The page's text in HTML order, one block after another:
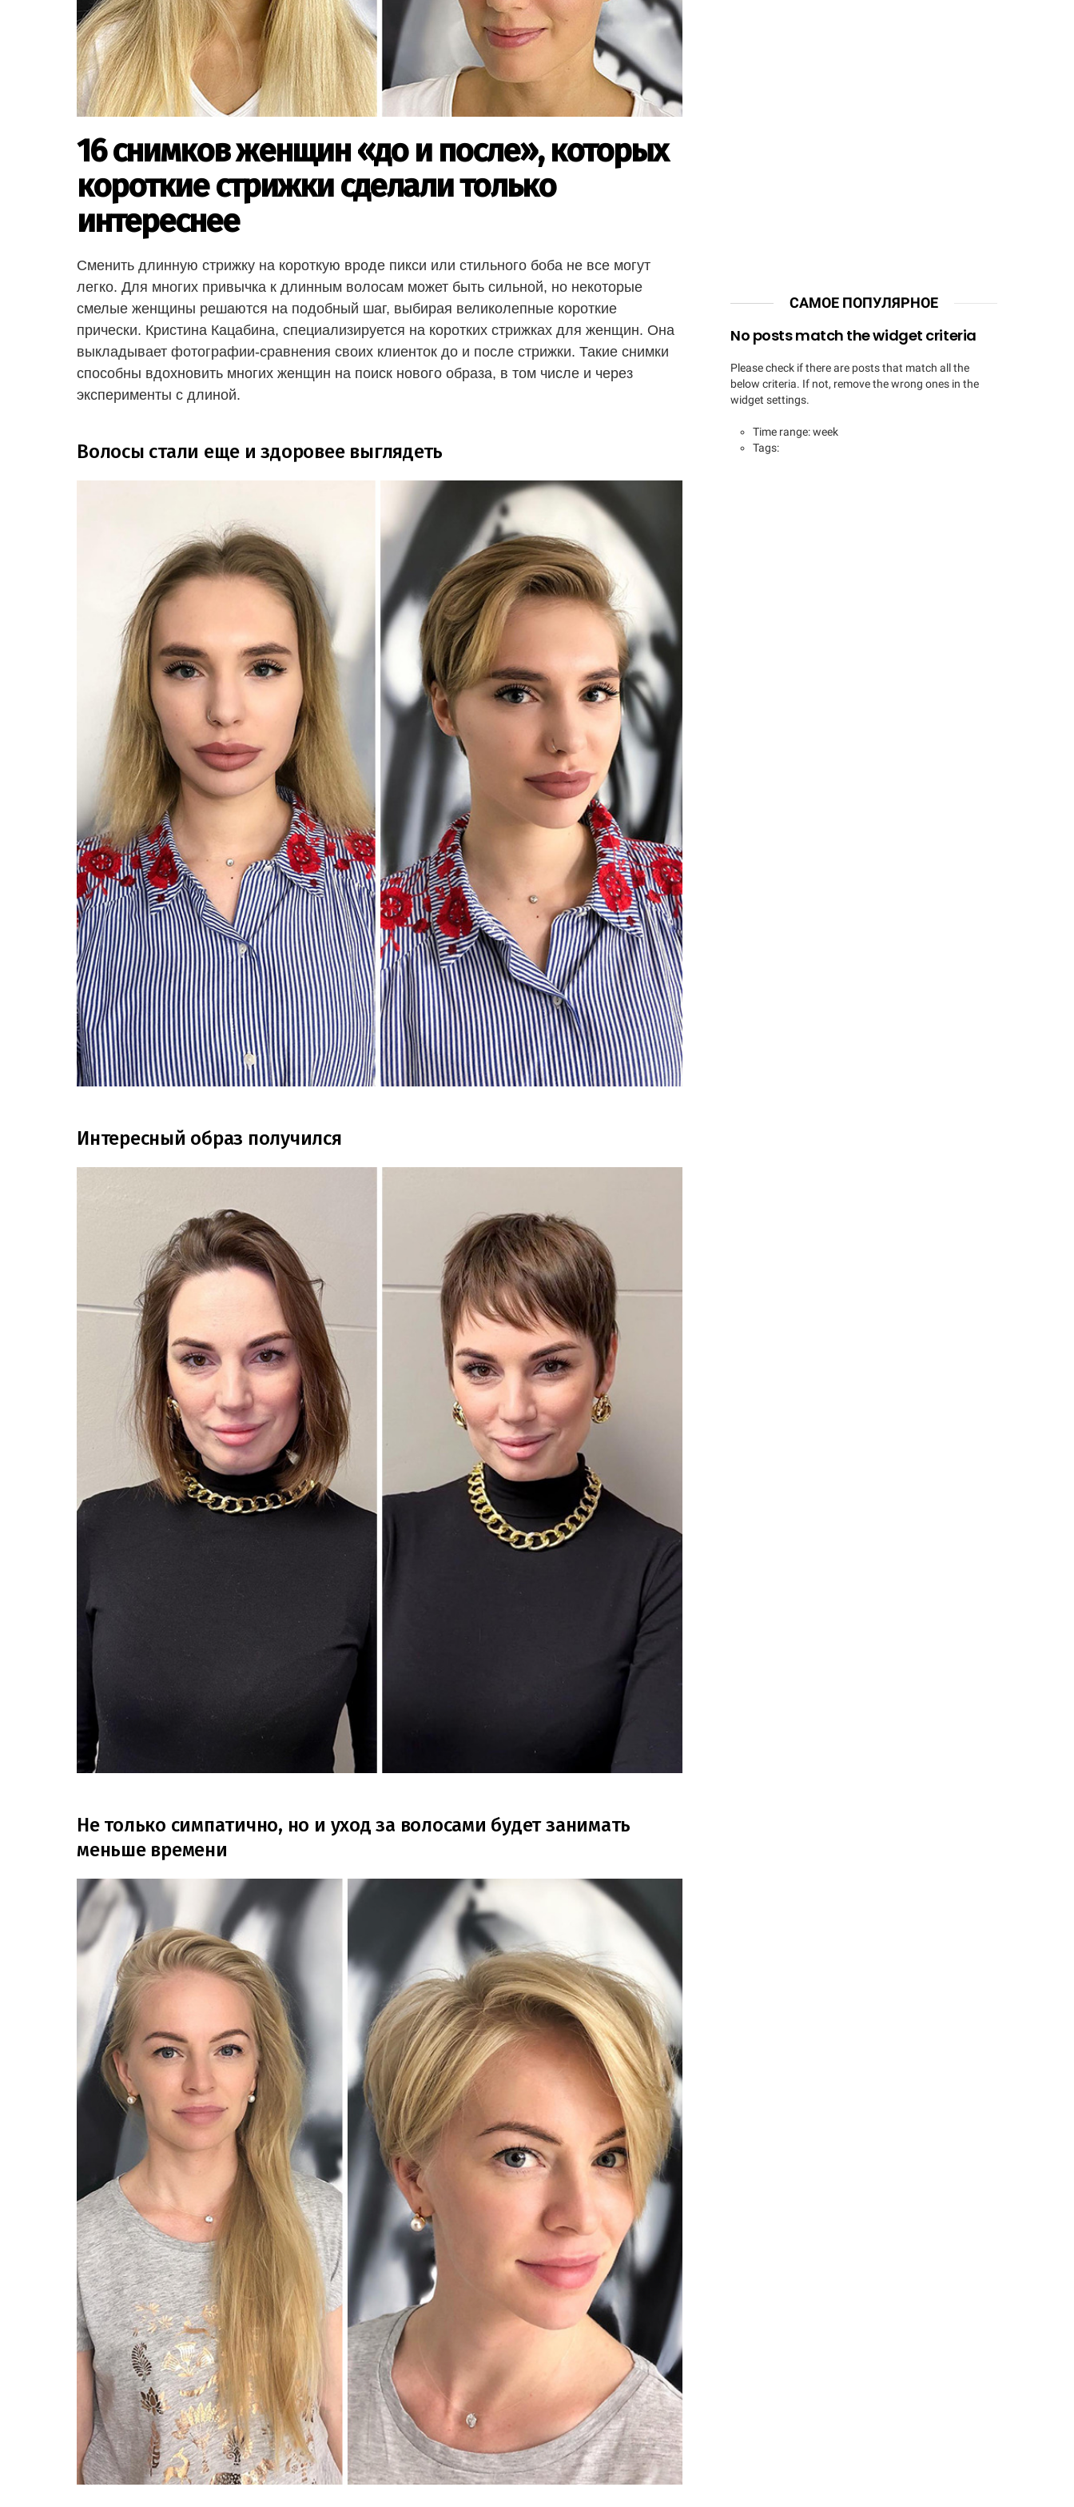
16 снимков женщин «до и после», которых
короткие стрижки сделали только
интереснее
Сменить длинную стрижку на короткую вроде пикси или стильного боба не все могут
легко. Для многих привычка к длинным волосам может быть сильной, но некоторые
смелые женщины решаются на подобный шаг, выбирая великолепные короткие
прически. Кристина Кацабина, специализируется на коротких стрижках для женщин. Она
выкладывает фотографии-сравнения своих клиенток до и после стрижки. Такие снимки
способны вдохновить многих женщин на поиск нового образа, в том числе и через
эксперименты с длиной.
Волосы стали еще и здоровее выглядеть
Интересный образ получился
Не только симпатично, но и уход за волосами будет занимать
меньше времени
САМОЕ ПОПУЛЯРНОЕ
No posts match the widget criteria
Please check if there are posts that match all the
below criteria. If not, remove the wrong ones in the
widget settings.
Time range: week
Tags: